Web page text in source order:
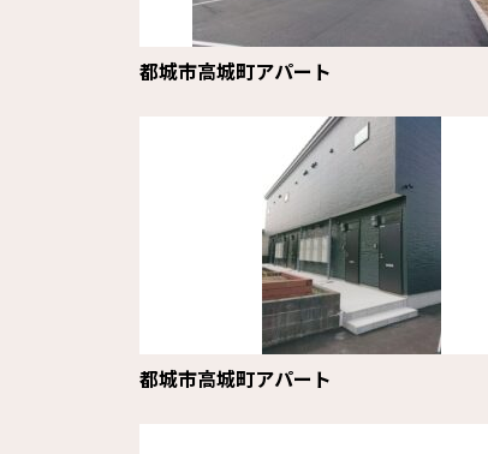
都城市高城町アパート
都城市高城町アパート